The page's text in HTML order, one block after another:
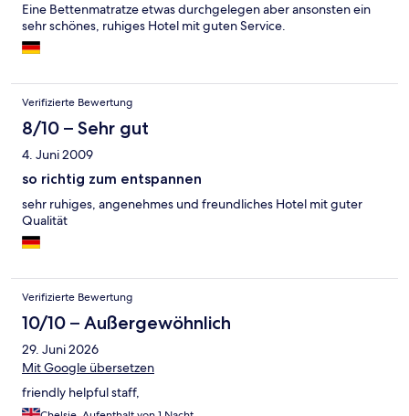
Eine Bettenmatratze etwas durchgelegen aber ansonsten ein
sehr schönes, ruhiges Hotel mit guten Service.
Verifizierte Bewertung
8/10 – Sehr gut
4. Juni 2009
so richtig zum entspannen
sehr ruhiges, angenehmes und freundliches Hotel mit guter
Qualität
Verifizierte Bewertung
10/10 – Außergewöhnlich
29. Juni 2026
Mit Google übersetzen
friendly helpful staff,